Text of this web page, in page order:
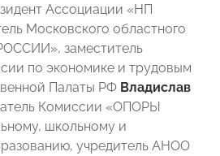
Ассоциации «НП
Московского областного
заместитель
по экономике и трудовым
Палаты РФ Владислав
Комиссии «ОПОРЫ
школьному и
учредитель АНОО